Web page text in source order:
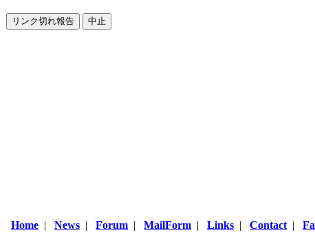
Home | News | Forum | MailForm | Links | Contact |